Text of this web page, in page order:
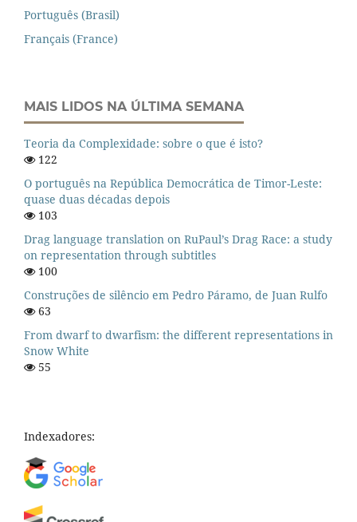
Português (Brasil)
Français (France)
MAIS LIDOS NA ÚLTIMA SEMANA
Teoria da Complexidade: sobre o que é isto?
122
O português na República Democrática de Timor-Leste:
quase duas décadas depois
103
Drag language translation on RuPaul’s Drag Race: a study
on representation through subtitles
100
Construções de silêncio em Pedro Páramo, de Juan Rulfo
63
From dwarf to dwarfism: the different representations in
Snow White
55
Indexadores: